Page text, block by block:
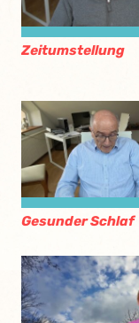
Zeitumstellung
Gesunder Schlaf